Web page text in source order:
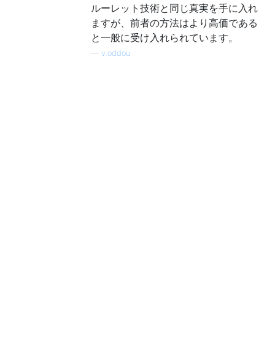
ルーレット技術と同じ真実を手に入れ
ますが、前者の方法はより高価である
と一般に受け入れられています。
v.oddou